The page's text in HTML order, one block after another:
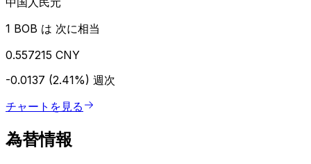
1 BOB は 次に相当
0.557215 CNY
-0.0137 (2.41%) 週次
チャートを見る
為替情報